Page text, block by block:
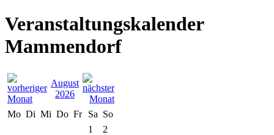
Veranstaltungskalender
Mammendorf
August
2026
Mo Di Mi Do Fr Sa So
1
2